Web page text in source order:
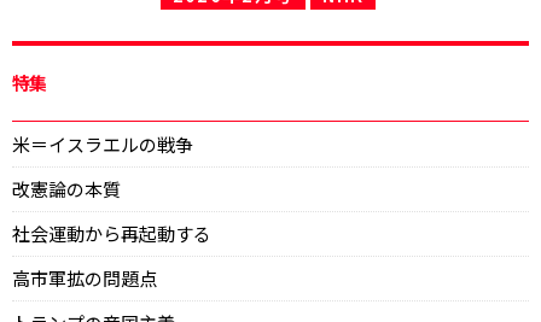
特集
米＝イスラエルの戦争
改憲論の本質
社会運動から再起動する
高市軍拡の問題点